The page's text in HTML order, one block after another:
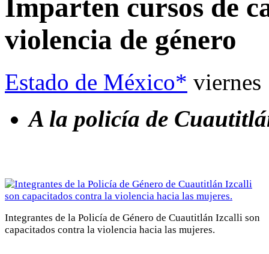
Imparten cursos de
violencia de género
Estado de México*
A la policía de
Integrantes de la Policía de Género de Cuautitlán Izcalli son
capacitados contra la violencia hacia las mujeres.